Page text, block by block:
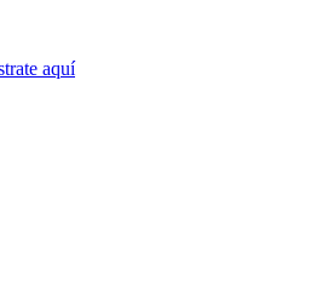
aquí